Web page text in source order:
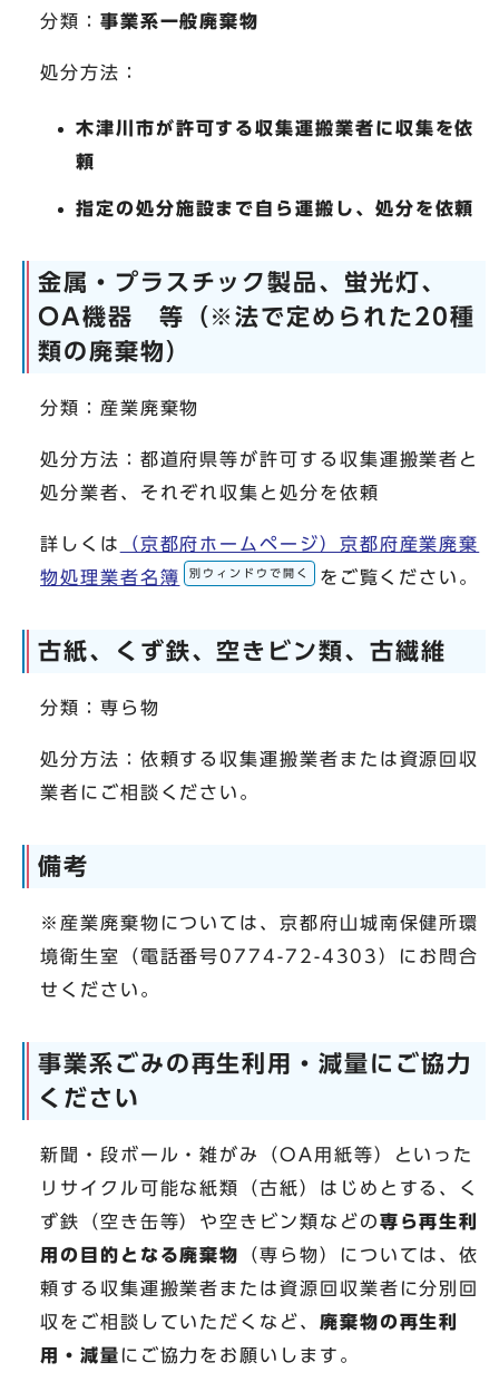
分類： 事業系一般廃棄物
処分方法：
木津川市が許可する収集運搬業者に収集を依
頼
指定の処分施設まで自ら運搬し、処分を依頼
金属・プラスチック製品、蛍光灯、
OA機器 等（※法で定められた20種
類の廃棄物）
分類：産業廃棄物
処分方法：都道府県等が許可する収集運搬業者と
処分業者、それぞれ収集と処分を依頼
詳しくは
（京都府ホームページ）京都府産業廃棄
物処理業者名簿
別ウィンドウで開く をご覧ください。
古紙、くず鉄、空きビン類、古繊維
分類：専ら物
処分方法：依頼する収集運搬業者または資源回収
業者にご相談ください。
備考
※産業廃棄物については、京都府山城南保健所環
境衛生室（電話番号0774-72-4303）にお問合
せください。
事業系ごみの再生利用・減量にご協力
ください
新聞・段ボール・雑がみ（OA用紙等）といった
リサイクル可能な紙類（古紙）はじめとする、く
ず鉄（空き缶等）や空きビン類などの専ら再生利
用の目的となる廃棄物
（専ら物）については、依
頼する収集運搬業者または資源回収業者に分別回
収をご相談していただくなど、 廃棄物の再生利
用・減量 にご協力をお願いします。